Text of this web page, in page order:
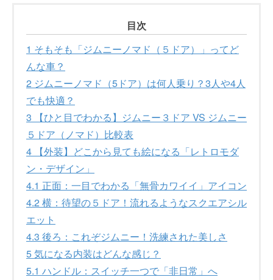
目次
1 そもそも「ジムニーノマド（５ドア）」ってど
んな車？
2 ジムニーノマド（5ドア）は何人乗り？3人や4人
でも快適？
3 【ひと目でわかる】ジムニー３ドア VS ジムニー
５ドア（ノマド）比較表
4 【外装】どこから見ても絵になる「レトロモダ
ン・デザイン」
4.1 正面：一目でわかる「無骨カワイイ」アイコン
4.2 横：待望の５ドア！流れるようなスクエアシル
エット
4.3 後ろ：これぞジムニー！洗練された美しさ
5気になる内装はどんな感じ？
5.1 ハンドル：スイッチ一つで「非日常」へ